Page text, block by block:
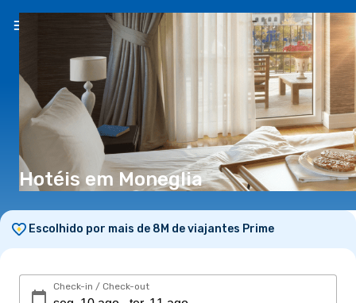
PT(€)
Hotéis em Moneglia
Escolhido por mais de 8M de viajantes Prime
Check-in / Check-out